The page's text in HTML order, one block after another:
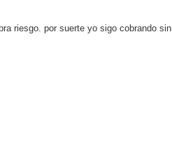
riesgo. por suerte yo sigo cobrando sin